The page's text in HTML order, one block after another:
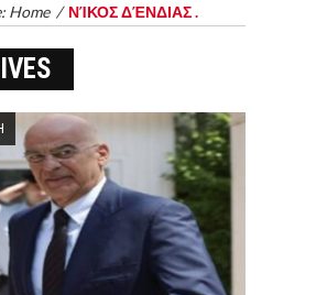
Home / ΝΊΚΟΣ ΔΈΝΔΙΑΣ .